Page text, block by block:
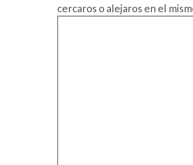
cercaros o alejaros en el